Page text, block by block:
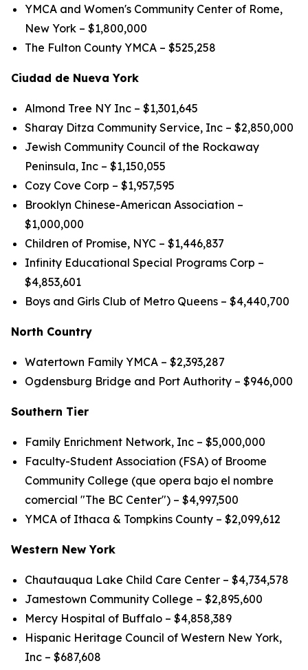
YMCA and Women's Community Center of Rome,
New York – $1,800,000
The Fulton County YMCA – $525,258
Ciudad de Nueva York
Almond Tree NY Inc – $1,301,645
Sharay Ditza Community Service, Inc – $2,850,000
Jewish Community Council of the Rockaway
Peninsula, Inc – $1,150,055
Cozy Cove Corp – $1,957,595
Brooklyn Chinese-American Association –
$1,000,000
Children of Promise, NYC – $1,446,837
Infinity Educational Special Programs Corp –
$4,853,601
Boys and Girls Club of Metro Queens – $4,440,700
North Country
Watertown Family YMCA – $2,393,287
Ogdensburg Bridge and Port Authority – $946,000
Southern Tier
Family Enrichment Network, Inc – $5,000,000
Faculty-Student Association (FSA) of Broome
Community College (que opera bajo el nombre
comercial "The BC Center") – $4,997,500
YMCA of Ithaca & Tompkins County – $2,099,612
Western New York
Chautauqua Lake Child Care Center – $4,734,578
Jamestown Community College – $2,895,600
Mercy Hospital of Buffalo – $4,858,389
Hispanic Heritage Council of Western New York,
Inc – $687,608